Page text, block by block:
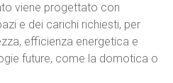
viene progettato con
e dei carichi richiesti, per
efficienza energetica e
future, come la domotica o